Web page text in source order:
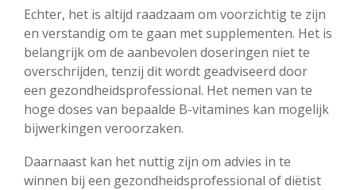
Echter, het is altijd raadzaam om voorzichtig te zijn
en verstandig om te gaan met supplementen. Het is
belangrijk om de aanbevolen doseringen niet te
overschrijden, tenzij dit wordt geadviseerd door
een gezondheidsprofessional. Het nemen van te
hoge doses van bepaalde B-vitamines kan mogelijk
bijwerkingen veroorzaken.
Daarnaast kan het nuttig zijn om advies in te
winnen bij een gezondheidsprofessional of diëtist